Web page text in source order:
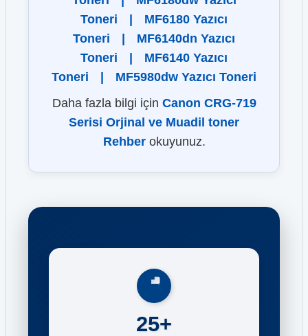
Toneri
MF6180 Yazıcı
Toneri
MF6140dn Yazıcı
Toneri
MF6140 Yazıcı
Toneri
MF5980dw Yazıcı Toneri
Daha fazla bilgi için Canon CRG-719
Serisi Orjinal ve Muadil toner
Rehberokuyunuz.
25+